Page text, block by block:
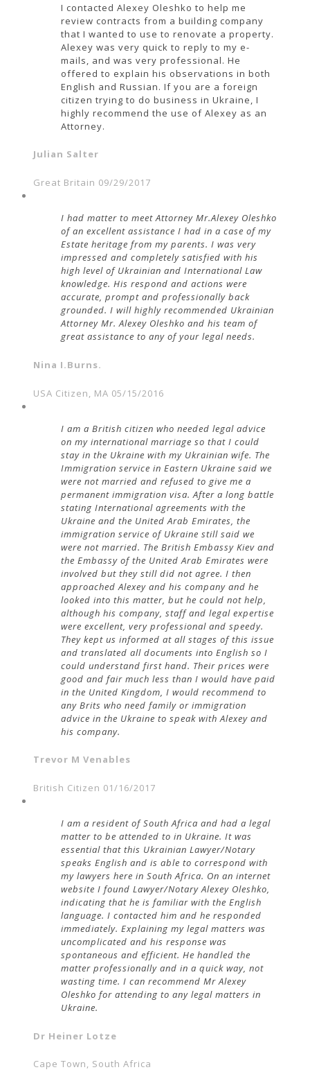
I contacted Alexey Oleshko to help me
review contracts from a building company
that I wanted to use to renovate a property.
Alexey was very quick to reply to my e-
mails, and was very professional. He
offered to explain his observations in both
English and Russian. If you are a foreign
citizen trying to do business in Ukraine, I
highly recommend the use of Alexey as an
Attorney.
Julian Salter
Great Britain 09/29/2017
I had matter to meet Attorney Mr.Alexey Oleshko
of an excellent assistance I had in a case of my
Estate heritage from my parents. I was very
impressed and completely satisfied with his
high level of Ukrainian and International Law
knowledge. His respond and actions were
accurate, prompt and professionally back
grounded. I will highly recommended Ukrainian
Attorney Mr. Alexey Oleshko and his team of
great assistance to any of your legal needs.
Nina I.Burns.
USA Citizen, MA 05/15/2016
I am a British citizen who needed legal advice
on my international marriage so that I could
stay in the Ukraine with my Ukrainian wife. The
Immigration service in Eastern Ukraine said we
were not married and refused to give me a
permanent immigration visa. After a long battle
stating International agreements with the
Ukraine and the United Arab Emirates, the
immigration service of Ukraine still said we
were not married. The British Embassy Kiev and
the Embassy of the United Arab Emirates were
involved but they still did not agree. I then
approached Alexey and his company and he
looked into this matter, but he could not help,
although his company, staff and legal expertise
were excellent, very professional and speedy.
They kept us informed at all stages of this issue
and translated all documents into English so I
could understand first hand. Their prices were
good and fair much less than I would have paid
in the United Kingdom, I would recommend to
any Brits who need family or immigration
advice in the Ukraine to speak with Alexey and
his company.
Trevor M Venables
British Citizen 01/16/2017
I am a resident of South Africa and had a legal
matter to be attended to in Ukraine. It was
essential that this Ukrainian Lawyer/Notary
speaks English and is able to correspond with
my lawyers here in South Africa. On an internet
website I found Lawyer/Notary Alexey Oleshko,
indicating that he is familiar with the English
language. I contacted him and he responded
immediately. Explaining my legal matters was
uncomplicated and his response was
spontaneous and efficient. He handled the
matter professionally and in a quick way, not
wasting time. I can recommend Mr Alexey
Oleshko for attending to any legal matters in
Ukraine.
Dr Heiner Lotze
Cape Town, South Africa